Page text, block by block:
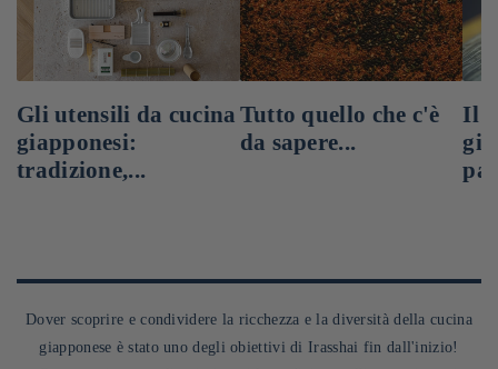
Gli utensili da cucina
giapponesi:
tradizione,...
Tutto quello che c'è
da sapere...
Il
Dover scoprire e condividere la ricchezza e la diversità della cucina
giapponese è stato uno degli obiettivi di Irasshai fin dall'inizio!